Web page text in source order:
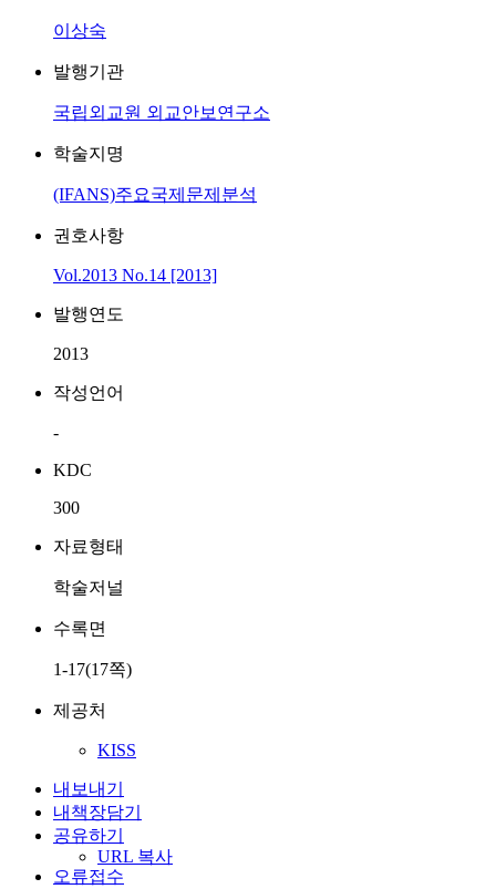
이상숙
발행기관
국립외교원 외교안보연구소
학술지명
(IFANS)주요국제문제분석
권호사항
Vol.2013 No.14 [2013]
발행연도
2013
작성언어
-
KDC
300
자료형태
학술저널
수록면
1-17(17쪽)
제공처
KISS
내보내기
내책장담기
공유하기
URL 복사
오류접수